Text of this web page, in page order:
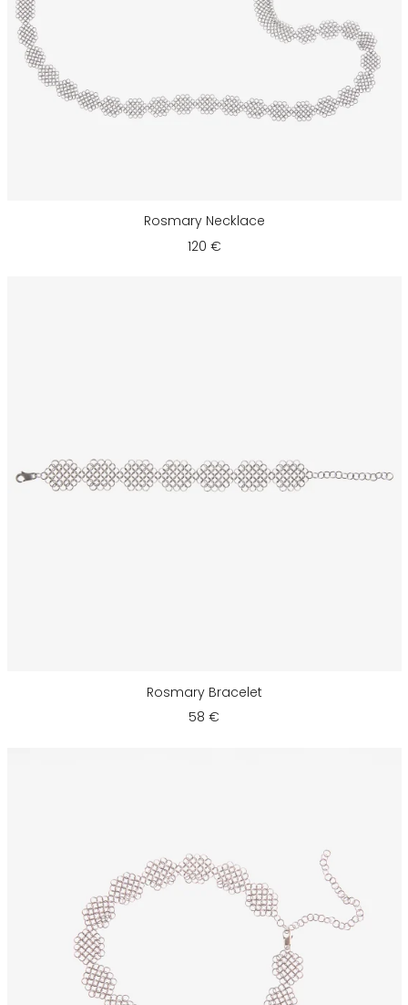
Rosmary Necklace
120 €
Rosmary Bracelet
58 €